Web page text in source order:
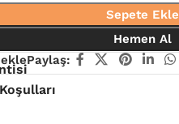
Sepete Ekle
Hemen Al
Paylaş: